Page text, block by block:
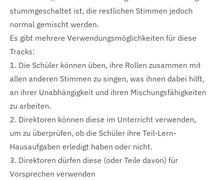
stummgeschaltet ist, die restlichen Stimmen jedoch
normal gemischt werden.
Es gibt mehrere Verwendungsmöglichkeiten für diese
Tracks:
1. Die Schüler können üben, ihre Rollen zusammen mit
allen anderen Stimmen zu singen, was ihnen dabei hilft,
an ihrer Unabhängigkeit und ihren Mischungsfähigkeiten
zu arbeiten.
2. Direktoren können diese im Unterricht verwenden,
um zu überprüfen, ob die Schüler ihre Teil-Lern-
Hausaufgaben erledigt haben oder nicht.
3. Direktoren dürfen diese (oder Teile davon) für
Vorsprechen verwenden